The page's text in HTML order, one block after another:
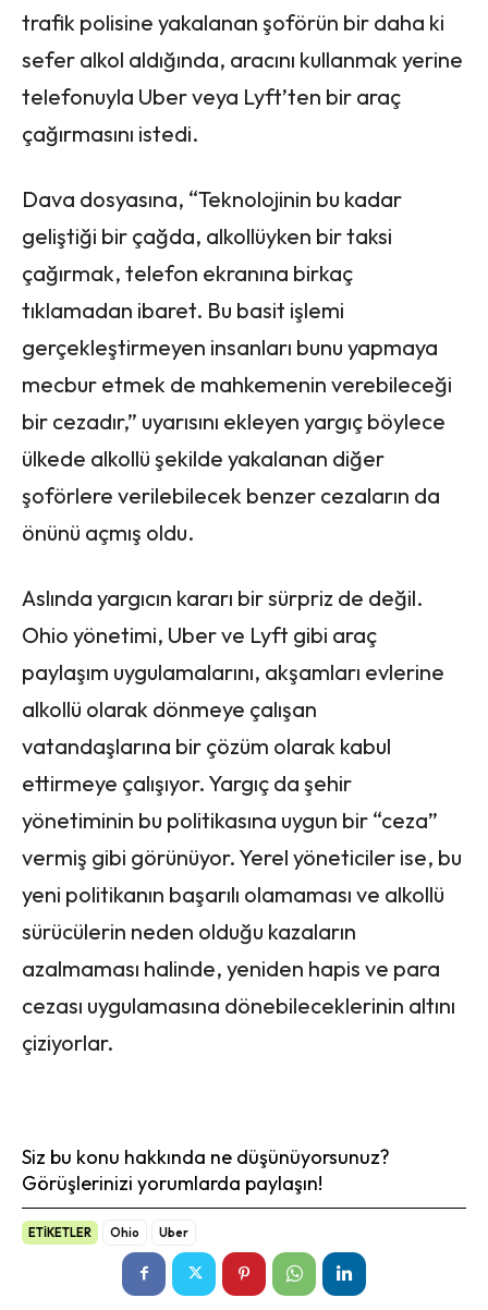
trafik polisine yakalanan şoförün bir daha ki
sefer alkol aldığında, aracını kullanmak yerine
telefonuyla Uber veya Lyft’ten bir araç
çağırmasını istedi.
Dava dosyasına, “Teknolojinin bu kadar
geliştiği bir çağda, alkollüyken bir taksi
çağırmak, telefon ekranına birkaç
tıklamadan ibaret. Bu basit işlemi
gerçekleştirmeyen insanları bunu yapmaya
mecbur etmek de mahkemenin verebileceği
bir cezadır,” uyarısını ekleyen yargıç böylece
ülkede alkollü şekilde yakalanan diğer
şoförlere verilebilecek benzer cezaların da
önünü açmış oldu.
Aslında yargıcın kararı bir sürpriz de değil.
Ohio yönetimi, Uber ve Lyft gibi araç
paylaşım uygulamalarını, akşamları evlerine
alkollü olarak dönmeye çalışan
vatandaşlarına bir çözüm olarak kabul
ettirmeye çalışıyor. Yargıç da şehir
yönetiminin bu politikasına uygun bir “ceza”
vermiş gibi görünüyor. Yerel yöneticiler ise, bu
yeni politikanın başarılı olamaması ve alkollü
sürücülerin neden olduğu kazaların
azalmaması halinde, yeniden hapis ve para
cezası uygulamasına dönebileceklerinin altını
çiziyorlar.
Siz bu konu hakkında ne düşünüyorsunuz?
Görüşlerinizi yorumlarda paylaşın!
ETİKETLER Ohio Uber